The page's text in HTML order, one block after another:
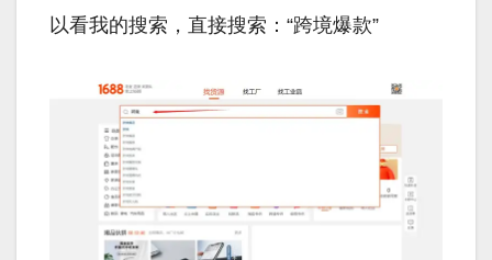
以看我的搜索，直接搜索：“跨境爆款”